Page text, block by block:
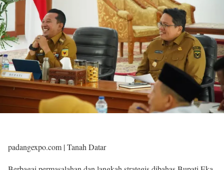
padangexpo.com | Tanah Datar